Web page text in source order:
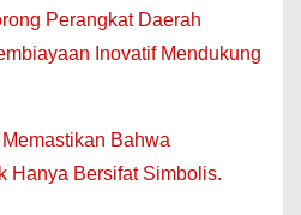
Perangkat Daerah
Inovatif Mendukung
Bahwa
Hanya Bersifat Simbolis.